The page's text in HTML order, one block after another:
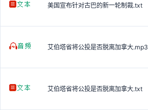
美国宣布针对古巴的新一轮制裁.txt
艾伯塔省将公投是否脱离加拿大.mp3
艾伯塔省将公投是否脱离加拿大.txt